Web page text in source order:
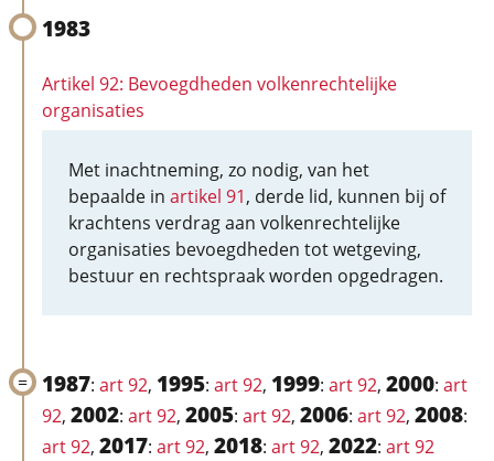
1983
Artikel 92: Bevoegdheden volkenrechtelijke
organisaties
Met inachtneming, zo nodig, van het
bepaalde in artikel 91, derde lid, kunnen bij of
krachtens verdrag aan volkenrechtelijke
organisaties bevoegdheden tot wetgeving,
bestuur en rechtspraak worden opgedragen.
1987: art 92, 1995: art 92, 1999: art 92, 2000: art
92, 2002: art 92, 2005: art 92, 2006: art 92, 2008:
art 92, 2017: art 92, 2018: art 92, 2022: art 92